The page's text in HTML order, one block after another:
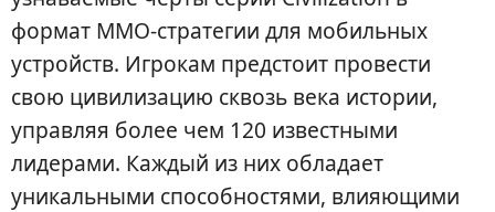
формат MMO-стратегии для мобильных
устройств. Игрокам предстоит провести
свою цивилизацию сквозь века истории,
управляя более чем 120 известными
лидерами. Каждый из них обладает
уникальными способностями, влияющими